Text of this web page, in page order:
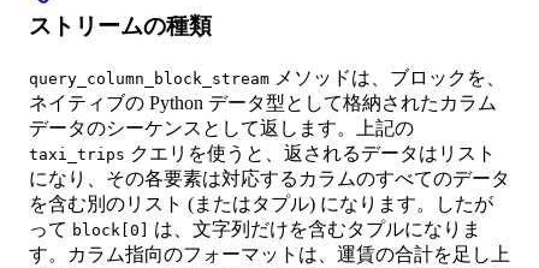
ストリームの種類
query_column_block_stream メソッドは、ブロックを、
ネイティブの Python データ型として格納されたカラム
データのシーケンスとして返します。上記の
taxi_trips クエリを使うと、返されるデータはリスト
になり、その各要素は対応するカラムのすべてのデータ
を含む別のリスト (またはタプル) になります。したが
って block[0]
は、文字列だけを含むタプルになりま
す。カラム指向のフォーマットは、運賃の合計を足し上